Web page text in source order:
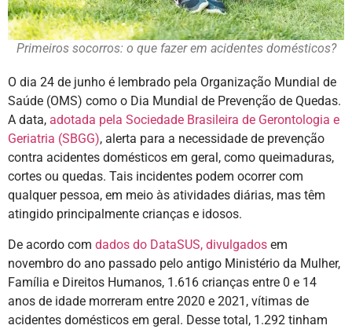
Primeiros socorros: o que fazer em acidentes domésticos?
O dia 24 de junho é lembrado pela Organização Mundial de
Saúde (OMS) como o Dia Mundial de Prevenção de Quedas.
A data, adotada pela Sociedade Brasileira de Gerontologia e
Geriatria (SBGG), alerta para a necessidade de prevenção
contra acidentes domésticos em geral, como queimaduras,
cortes ou quedas. Tais incidentes podem ocorrer com
qualquer pessoa, em meio às atividades diárias, mas têm
atingido principalmente crianças e idosos.
De acordo com dados do DataSUS, divulgados em
novembro do ano passado pelo antigo Ministério da Mulher,
Família e Direitos Humanos, 1.616 crianças entre 0 e 14
anos de idade morreram entre 2020 e 2021, vítimas de
acidentes domésticos em geral. Desse total, 1.292 tinham